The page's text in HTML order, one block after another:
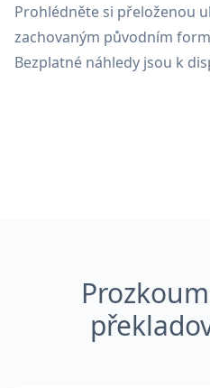
Prohlédněte si přeloženou
zachovaným původním
Bezplatné náhledy jsou k